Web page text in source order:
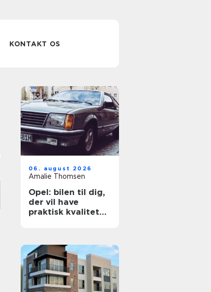
KONTAKT OS
06. august 2026
Amalie Thomsen
Opel: bilen til dig,
der vil have
praktisk kvalitet